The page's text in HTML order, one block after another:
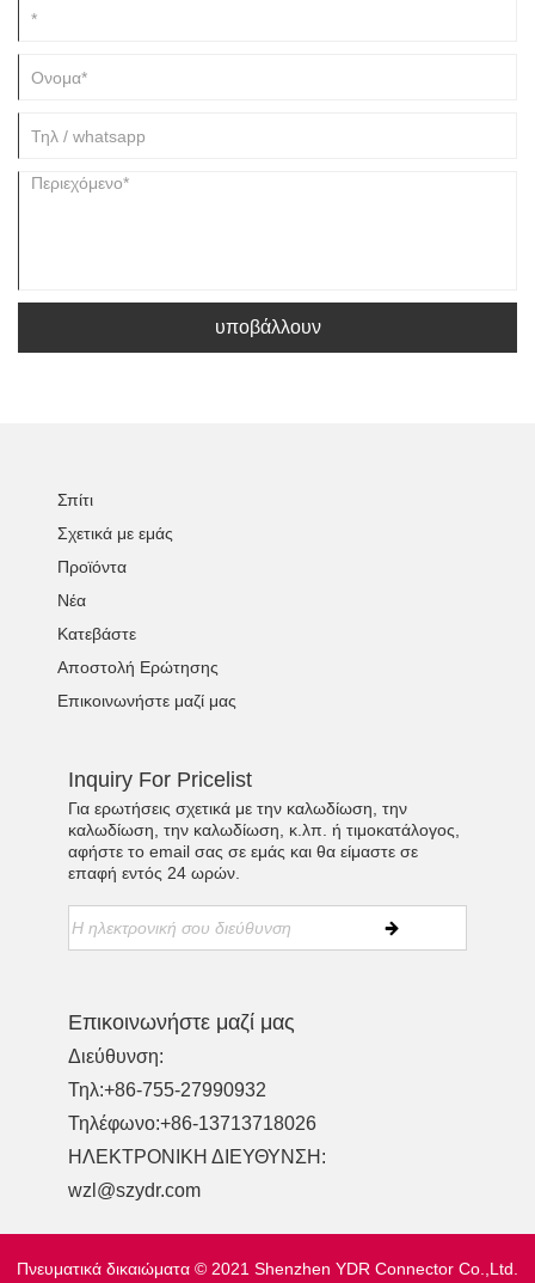
υποβάλλουν
Σπίτι
Σχετικά με εμάς
Προϊόντα
Νέα
Κατεβάστε
Αποστολή Ερώτησης
Επικοινωνήστε μαζί μας
Inquiry For Pricelist
Για ερωτήσεις σχετικά με την καλωδίωση, την
καλωδίωση, την καλωδίωση, κ.λπ. ή τιμοκατάλογος,
αφήστε το email σας σε εμάς και θα είμαστε σε
επαφή εντός 24 ωρών.
Επικοινωνήστε μαζί μας
Διεύθυνση:
Τηλ:+86-755-27990932
Τηλέφωνο:+86-13713718026
ΗΛΕΚΤΡΟΝΙΚΗ ΔΙΕΥΘΥΝΣΗ:
wzl@szydr.com
Πνευματικά δικαιώματα © 2021 Shenzhen YDR Connector Co.,Ltd.